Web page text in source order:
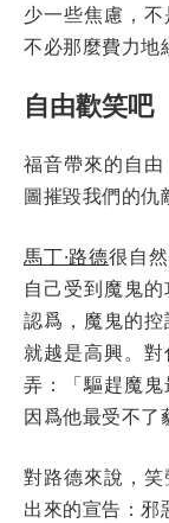
少一些焦慮，
不必那麼費力地
自由歡笑吧
福音帶來的自
圖摧毀我們的仇
馬丁·路德很自
自己受到魔鬼
認爲，魔鬼的
就越是高興。
弄：「驅趕魔
因爲他最受不了
對路德來說，
出來的宣告：邪